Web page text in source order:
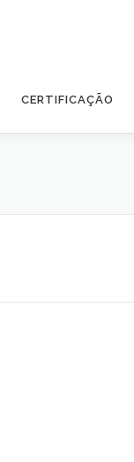
CERTIFICAÇÃO